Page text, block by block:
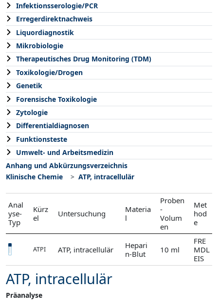
Infektionsserologie/PCR
Erregerdirektnachweis
Liquordiagnostik
Mikrobiologie
Therapeutisches Drug Monitoring (TDM)
Toxikologie/Drogen
Genetik
Forensische Toxikologie
Zytologie
Differentialdiagnosen
Funktionsteste
Umwelt- und Arbeitsmedizin
Anhang und Abkürzungsverzeichnis
Klinische Chemie
ATP, intracellulär
Anal
yse-
Typ
Kürz
el
Untersuchung
Materia
l
Proben
-
Volum
en
Met
hod
e
ATPI ATP, intracellulär
Hepari
n-Blut
10 ml
FRE
MDL
EIS
ATP, intracellulär
Präanalyse